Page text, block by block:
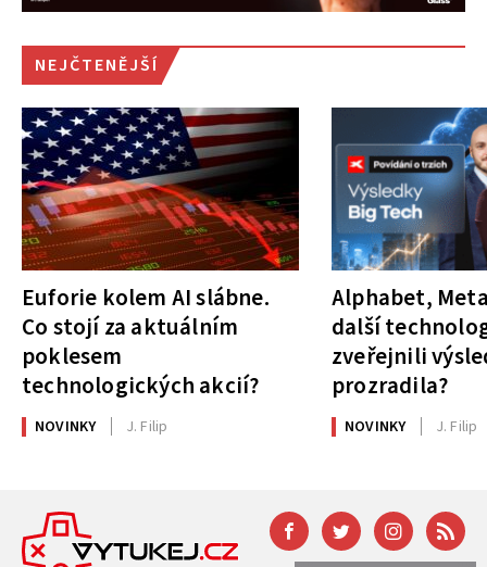
NEJČTENĚJŠÍ
Euforie kolem AI slábne.
Co stojí za aktuálním
poklesem
technologických akcií?
NOVINKY J. Filip
Alphabet,
další
zveřejnili
prozradila?
NOVINKY J. Filip